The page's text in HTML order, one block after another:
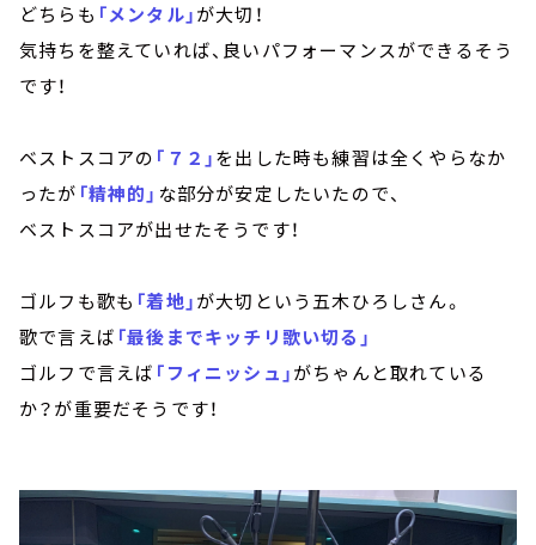
どちらも 「メンタル」が大切！
気持ちを整えていれば、良いパフォーマンスができるそう
です！
ベストスコアの 「７２」を出した時も練習は全くやらなか
ったが 「精神的」 な部分が安定したいたので、
ベストスコアが出せたそうです！
ゴルフも歌も 「着地」が大切という五木ひろしさん。
歌で言えば 「最後までキッチリ歌い切る」
ゴルフで言えば 「フィニッシュ」がちゃんと取れている
か？が重要だそうです！